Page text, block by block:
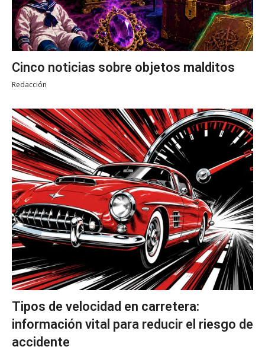
Cinco noticias sobre objetos malditos
Redacción
Tipos de velocidad en carretera:
información vital para reducir el riesgo de
accidente